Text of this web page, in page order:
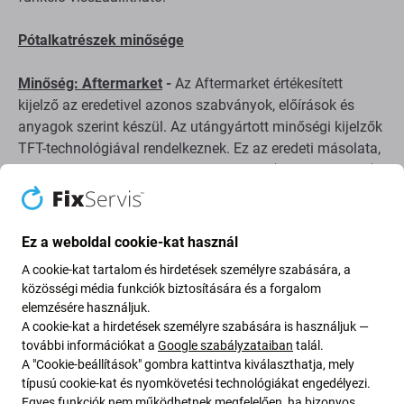
Pótalkatrészek minősége
Minőség: Aftermarket - Az Aftermarket értékesített
kijelző az eredetivel azonos szabványok, előírások és
anyagok szerint készül. Az utángyártott minőségi kijelzők
TFT-technológiával rendelkeznek. Ez az eredeti másolata,
minimális eltérésekkel rendelkezik a funkcionalitás, a
minőség vagy a megjelenés tekintetében. Ha többet
szeretne megtudni az minőség, olvassa
Összeszerelés és tippek:
össze- vagy szétszerelés esetén speciális
szerszámokra van szükség, melyeketmegtalál
kínálatunkban.
Ez a weboldal cookie-kat használ
A cookie-kat tartalom és hirdetések személyre szabására, a
közösségi média funkciók biztosítására és a forgalom
elemzésére használjuk.
A cookie-kat a hirdetések személyre szabására is használjuk —
további információkat a Google szabályzataiban talál.
A "Cookie-beállítások" gombra kattintva kiválaszthatja, mely
típusú cookie-kat és nyomkövetési technológiákat engedélyezi.